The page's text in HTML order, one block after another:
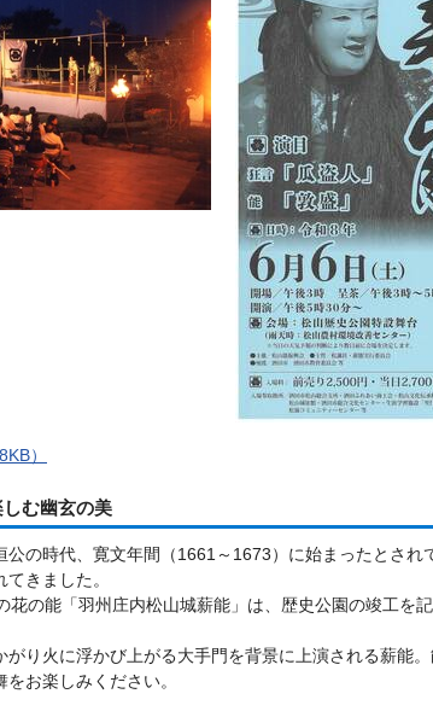
）
む幽玄の美
公の時代、寛文年間（1661～1673）に始まったとさ
きました。
花の能「羽州庄内松山城薪能」は、歴史公園の竣工を
がり火に浮かび上がる大手門を背景に上演される薪能
お楽しみください。